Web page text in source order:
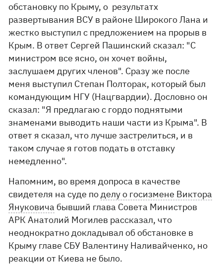
обстановку по Крыму, о результатх
развертывания ВСУ в районе Широкого Лана и
жестко выступил с предложением на прорыв в
Крым. В ответ Сергей Пашинский сказал: "С
министром все ясно, он хочет войны,
заслушаем других членов". Сразу же после
меня выступил Степан Полторак, который был
командующим НГУ (Нацгвардии). Дословно он
сказал: "Я предлагаю с гордо поднятыми
знаменами выводить наши части из Крыма". В
ответ я сказал, что лучше застрелиться, и в
таком случае я готов подать в отставку
немедленно".
Напомним, во время допроса в качестве
свидетеля на суде поделу о госизмене Виктора
Януковича бывший глава Совета Министров
АРК Анатолий Могилев рассказал, что
неоднократно докладывал об обстановке в
Крыму главе СБУ Валентину Наливайченко, но
реакции от Киева не было.